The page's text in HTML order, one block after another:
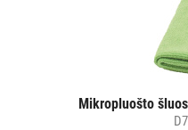
Mikropluošto